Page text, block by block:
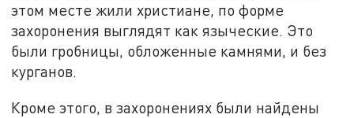
этом месте жили христиане, по форме
захоронения выглядят как языческие. Это
были гробницы, обложенные камнями, и без
курганов.
Кроме этого, в захоронениях были найдены